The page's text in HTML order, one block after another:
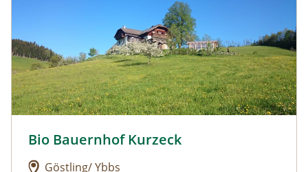
Urlaub am Bauernhof: Bio Bauernhof Kurzeck
Bio Bauernhof Kurzeck
Göstling/ Ybbs